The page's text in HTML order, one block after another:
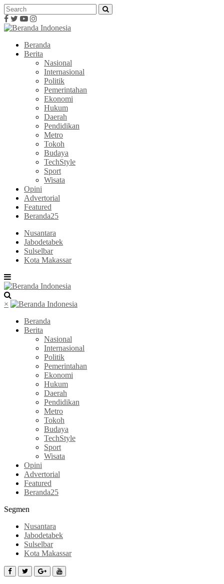
Beranda
Berita
Nasional
Internasional
Politik
Pemerintahan
Ekonomi
Hukum
Daerah
Pendidikan
Metro
Tokoh
Budaya
TechStyle
Sport
Wisata
Opini
Advertorial
Featured
Beranda25
Nusantara
Jabodetabek
Sulselbar
Kota Makassar
×
Beranda
Berita
Nasional
Internasional
Politik
Pemerintahan
Ekonomi
Hukum
Daerah
Pendidikan
Metro
Tokoh
Budaya
TechStyle
Sport
Wisata
Opini
Advertorial
Featured
Beranda25
Segmen
Nusantara
Jabodetabek
Sulselbar
Kota Makassar